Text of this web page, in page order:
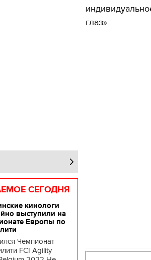
СЕГОДНЯ
кинологи
выступили на
Европы по
Чемпионат
FCI Agility
глаз».